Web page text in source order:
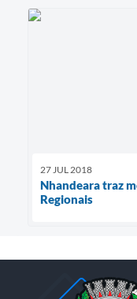
27 JUL 2018
Nhandeara traz
Regionais